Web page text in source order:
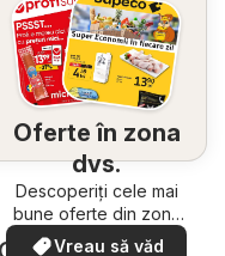
Oferte în zona
dvs.
Descoperiți cele mai
bune oferte din zona
dumneavoastră
Vreau să văd
cumpăra